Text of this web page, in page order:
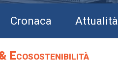
Cronaca Attualità
Ecosostenibilità